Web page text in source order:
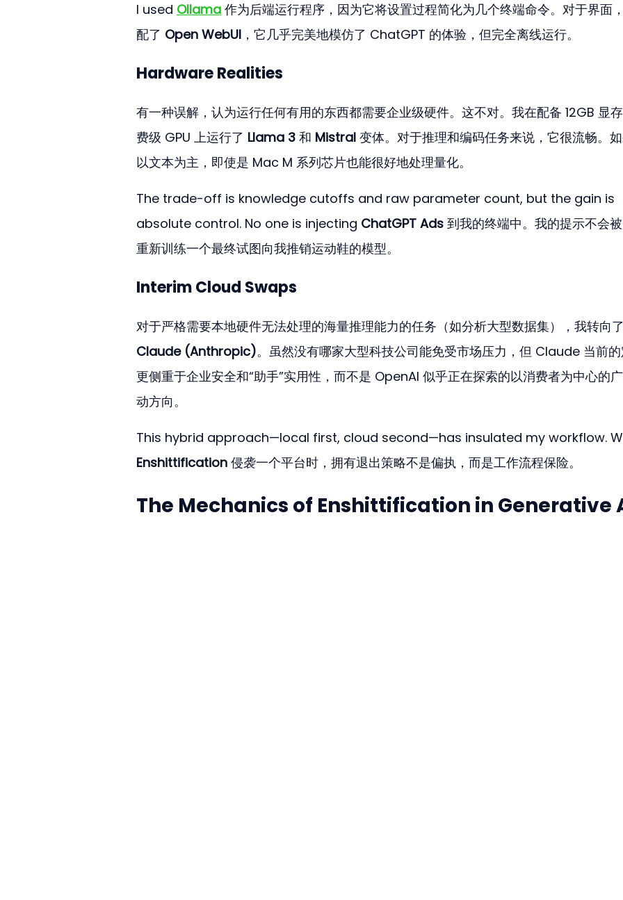
I used Ollama 作为后端运行程序，因为它将设置过程简化为几个终端命令。对于界面
配了 Open WebUI ，它几乎完美地模仿了 ChatGPT 的体验，但完全离线运行。
Hardware Realities
有一种误解，认为运行任何有用的东西都需要企业级硬件。这不对。我在配备 12GB 显
费级 GPU 上运行了 Llama 3 和 Mistral 变体。对于推理和编码任务来说，它很流畅。
以文本为主，即使是 Mac M 系列芯片也能很好地处理量化。
The trade-off is knowledge cutoffs and raw parameter count, but the gain is
absolute control. No one is injecting ChatGPT Ads 到我的终端中。我的提示不会
重新训练一个最终试图向我推销运动鞋的模型。
Interim Cloud Swaps
对于严格需要本地硬件无法处理的海量推理能力的任务（如分析大型数据集），我转向了
Claude (Anthropic)。虽然没有哪家大型科技公司能免受市场压力，但 Claude 当前
更侧重于企业安全和“助手”实用性，而不是 OpenAI 似乎正在探索的以消费者为中心的
动方向。
This hybrid approach—local first, cloud second—has insulated my workflow.
Enshittification 侵袭一个平台时，拥有退出策略不是偏执，而是工作流程保险。
The Mechanics of Enshittification in Generative